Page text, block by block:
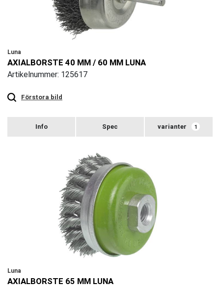
Luna
AXIALBORSTE 40 MM / 60 MM LUNA
Artikelnummer: 125617
Förstora bild
zoom
varianter 1
Luna
AXIALBORSTE 65 MM LUNA